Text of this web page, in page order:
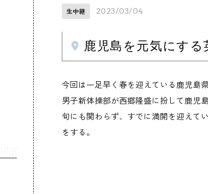
生中継 2023/03/04
鹿児島を元気にす
今回は一足早く春を迎えている鹿児島
男子新体操部が西郷隆盛に扮して鹿児
旬にも関わらず、すでに満開を迎えて
をする。